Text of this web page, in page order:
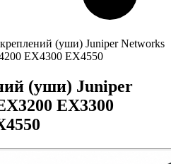
(уши) Juniper Networks
EX4300 EX4550
(уши) Juniper
EX3300